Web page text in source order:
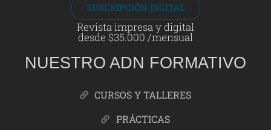
SUSCRIPCIÓN DIGITAL
Revista impresa y digital
desde $35.000 /mensual
NUESTRO ADN FORMATIVO
CURSOS Y TALLERES
PRÁCTICAS